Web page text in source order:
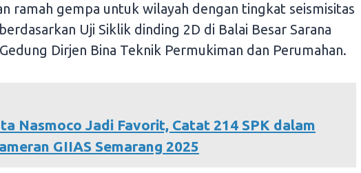
ramah gempa untuk wilayah dengan tingkat seismisitas
Uji Siklik dinding 2D di Balai Besar Sarana
Dirjen Bina Teknik Permukiman dan Perumahan.
Nasmoco Jadi Favorit, Catat 214 SPK dalam
GIIAS Semarang 2025